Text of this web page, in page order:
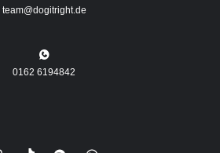
team@dogitright.de
0162 6194842